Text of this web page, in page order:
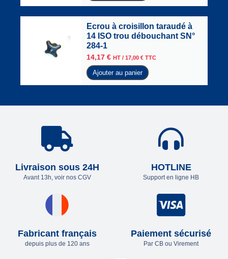
Ecrou à croisillon taraudé à
14 ISO trou débouchant SN°
284-1
14,17 € HT / 17,00 € TTC
Ajouter au panier
Livraison sous 24H
Avant 13h, voir nos CGV
HOTLINE
Support en ligne HB
Fabricant français
depuis plus de 120 ans
Paiement sécurisé
Par CB ou Virement